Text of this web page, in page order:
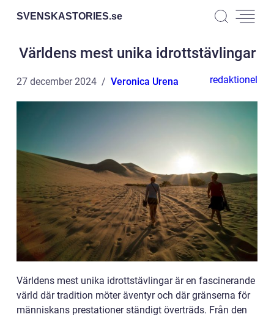
SVENSKASTORIES.se
Världens mest unika idrottstävlingar
27 december 2024 Veronica Urena redaktionel
Världens mest unika idrottstävlingar är en fascinerande
värld där tradition möter äventyr och där gränserna för
människans prestationer ständigt överträds. Från den